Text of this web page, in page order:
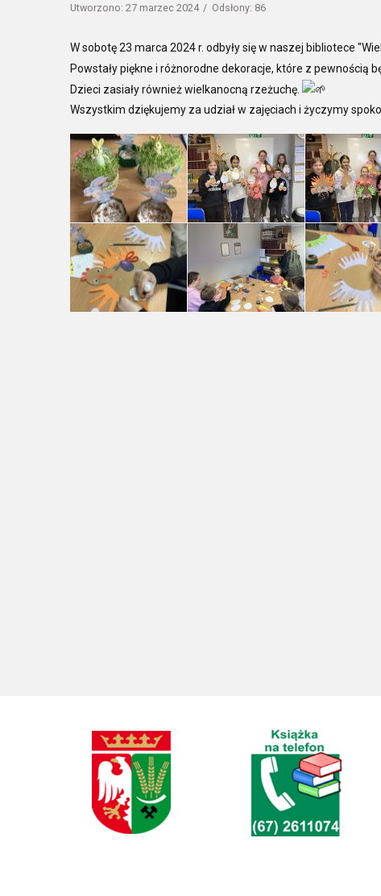
Utworzono: 27 marzec 2024 Odsłony: 86
W sobotę 23 marca 2024 r. odbyły się w naszej bibliotece
Powstały piękne i różnorodne dekoracje, które z pewnością
Dzieci zasiały również wielkanocną rzeżuchę.
Wszystkim dziękujemy za udział w zajęciach i życzymy